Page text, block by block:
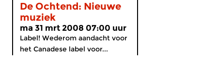
De Ochtend: Nieuwe
muziek
ma 31 mrt 2008 07:00 uur
Label! Wederom aandacht voor
het Canadese label voor...